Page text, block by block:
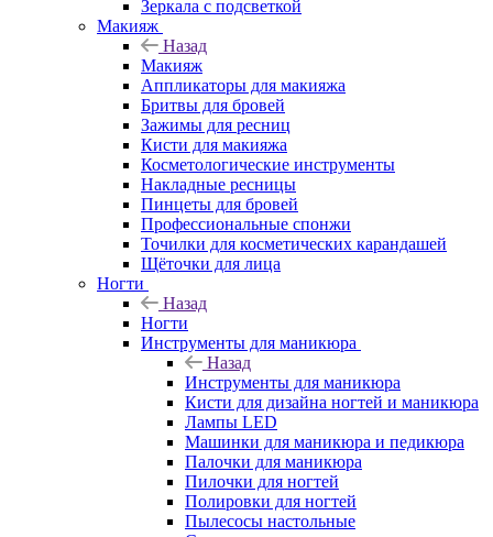
Зеркала с подсветкой
Макияж
Назад
Макияж
Аппликаторы для макияжа
Бритвы для бровей
Зажимы для ресниц
Кисти для макияжа
Косметологические инструменты
Накладные ресницы
Пинцеты для бровей
Профессиональные спонжи
Точилки для косметических карандашей
Щёточки для лица
Ногти
Назад
Ногти
Инструменты для маникюра
Назад
Инструменты для маникюра
Кисти для дизайна ногтей и маникюра
Лампы LED
Машинки для маникюра и педикюра
Палочки для маникюра
Пилочки для ногтей
Полировки для ногтей
Пылесосы настольные